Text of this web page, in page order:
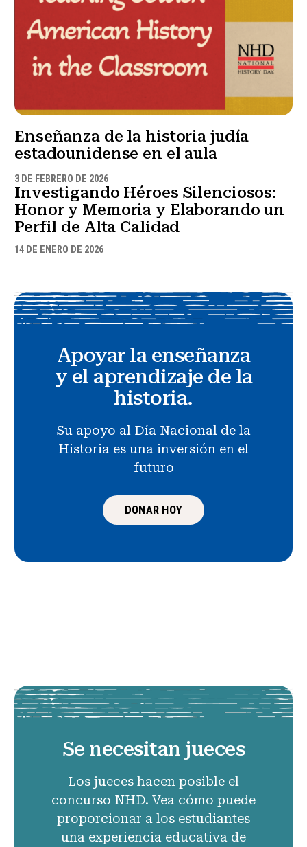
Enseñanza de la historia judía
estadounidense en el aula
3 DE FEBRERO DE 2026
Investigando Héroes Silenciosos:
Honor y Memoria y Elaborando un
Perfil de Alta Calidad
14 DE ENERO DE 2026
Apoyar la enseñanza
y el aprendizaje de la
historia.
Su apoyo al Día Nacional de la
Historia es una inversión en el
futuro
DONAR HOY
Se necesitan jueces
Los jueces hacen posible el
concurso NHD. Vea cómo puede
proporcionar a los estudiantes
una experiencia educativa de